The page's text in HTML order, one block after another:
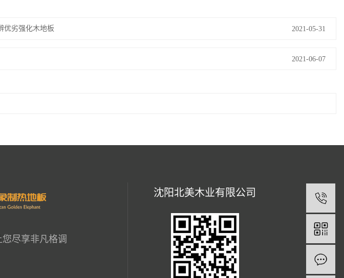
优劣强化木地板 2021-05-31
2021-06-07
尽享非凡格调
沈阳北美木业有限公司